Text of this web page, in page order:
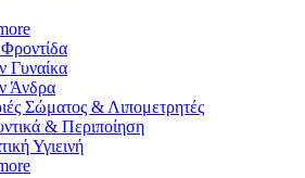
Γυναίκα
Άνδρα
Σώματος & Λιπομετρητές
& Περιποίηση
Υγιεινή